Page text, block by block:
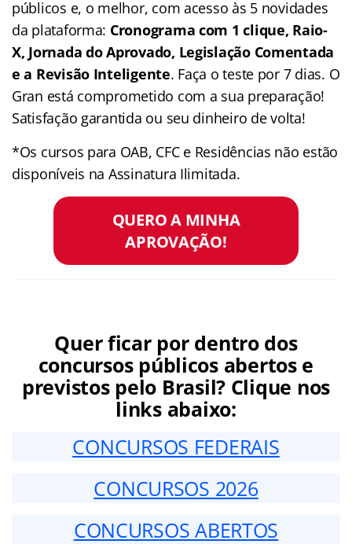
públicos e, o melhor, com acesso às 5 novidades
da plataforma: Cronograma com 1 clique, Raio-
X, Jornada do Aprovado, Legislação Comentada
e a Revisão Inteligente. Faça o teste por 7 dias. O
Gran está comprometido com a sua preparação!
Satisfação garantida ou seu dinheiro de volta!
*Os cursos para OAB, CFC e Residências não estão
disponíveis na Assinatura Ilimitada.
QUERO A MINHA
APROVAÇÃO!
Quer ficar por dentro dos
concursos públicos abertos e
previstos pelo Brasil? Clique nos
links abaixo:
CONCURSOS FEDERAIS
CONCURSOS 2026
CONCURSOS ABERTOS